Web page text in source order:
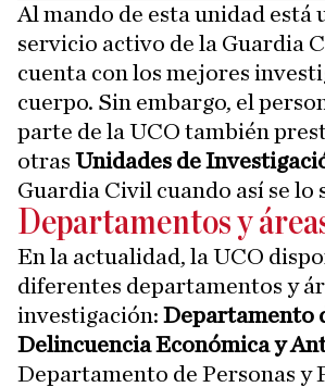
Al mando de esta unidad está
servicio activo de la Guardia
cuenta con los mejores
cuerpo. Sin embargo, el
parte de la UCO también
otras Unidades de
Guardia Civil cuando así se lo
Departamentos y
En la actualidad, la UCO
diferentes departamentos y
investigación: Departamento
Delincuencia Económica y
Departamento de Personas y